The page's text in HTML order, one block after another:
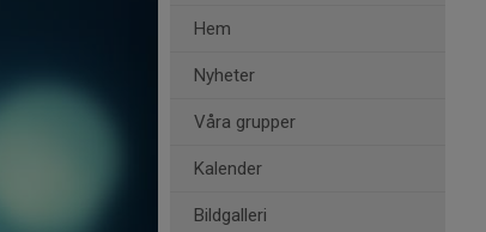
Hem
Nyheter
Våra grupper
Kalender
Bildgalleri